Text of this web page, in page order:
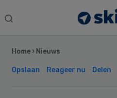
Search
Home › Nieuws
Opslaan Reageer nu Delen
Sidebar